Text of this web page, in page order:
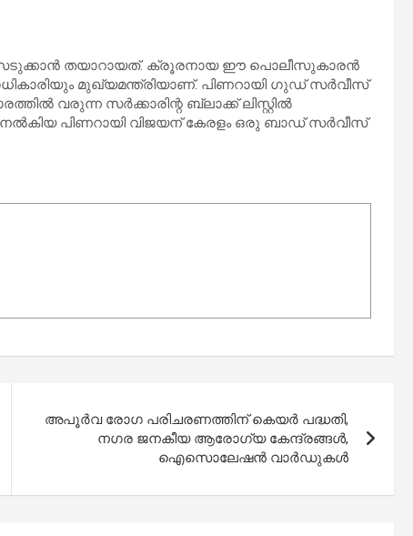
തയാറായത്. ക്രൂരനായ ഈ പൊലീസുകാരന്‍
മുഖ്യമന്ത്രിയാണ്. പിണറായി ഗുഡ് സര്‍വീസ്
വരുന്ന സര്‍ക്കാരിന്റ ബ്ലാക്ക് ലിസ്റ്റില്‍
പിണറായി വിജയന് കേരളം ഒരു ബാഡ് സര്‍വീസ്
അപൂര്‍വ രോഗ പരിചരണത്തിന് കെയര്‍ പദ്ധതി,
നഗര ജനകീയ ആരോഗ്യ കേന്ദ്രങ്ങള്‍,
ഐസൊലേഷന്‍ വാര്‍ഡുകള്‍